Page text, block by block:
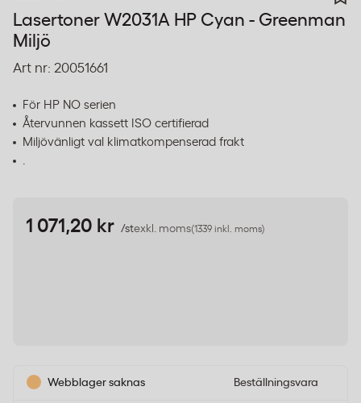
Lasertoner W2031A HP Cyan - Greenman
Miljö
Art nr: 20051661
För HP NO serien
Återvunnen kassett ISO certifierad
Miljövänligt val klimatkompenserad frakt
.
1 071,20 kr /stexkl. moms(1339 inkl. moms)
Webblager saknas Beställningsvara